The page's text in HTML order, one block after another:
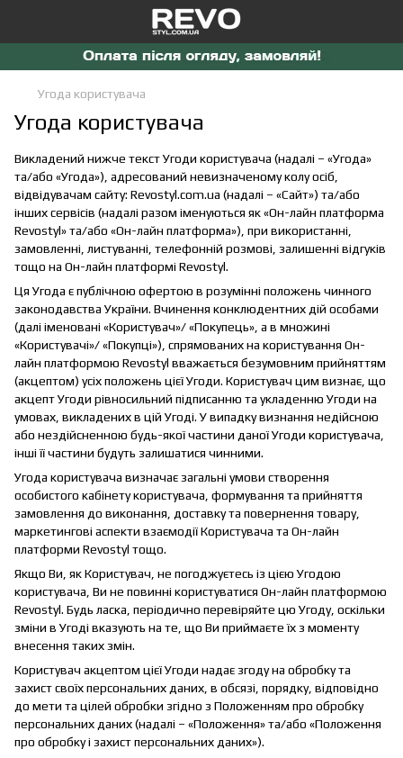
Угода користувача
Угода користувача
Викладений нижче текст Угоди користувача (надалі – «Угода»
та/або «Угода»), адресований невизначеному колу осіб,
відвідувачам сайту: Revostyl.com.ua (надалі – «Сайт») та/або
інших сервісів (надалі разом іменуються як «Он-лайн платформа
Revostyl» та/або «Он-лайн платформа»), при використанні,
замовленні, листуванні, телефонній розмові, залишенні відгуків
тощо на Он-лайн платформі Revostyl.
Ця Угода є публічною офертою в розумінні положень чинного
законодавства України. Вчинення конклюдентних дій особами
(далі іменовані «Користувач»/ «Покупець», а в множині
«Користувачі»/ «Покупці»), спрямованих на користування Он-
лайн платформою Revostyl вважається безумовним прийняттям
(акцептом) усіх положень цієї Угоди. Користувач цим визнає, що
акцепт Угоди рівносильний підписанню та укладенню Угоди на
умовах, викладених в цій Угоді. У випадку визнання недійсною
або нездійсненною будь-якої частини даної Угоди користувача,
інші її частини будуть залишатися чинними.
Угода користувача визначає загальні умови створення
особистого кабінету користувача, формування та прийняття
замовлення до виконання, доставку та повернення товару,
маркетингові аспекти взаємодії Користувача та Он-лайн
платформи Revostyl тощо.
Якщо Ви, як Користувач, не погоджуєтесь із цією Угодою
користувача, Ви не повинні користуватися Он-лайн платформою
Revostyl. Будь ласка, періодично перевіряйте цю Угоду, оскільки
зміни в Угоді вказують на те, що Ви приймаєте їх з моменту
внесення таких змін.
Користувач акцептом цієї Угоди надає згоду на обробку та
захист своїх персональних даних, в обсязі, порядку, відповідно
до мети та цілей обробки згідно з Положенням про обробку
персональних даних (надалі – «Положення» та/або «Положення
про обробку і захист персональних даних»).